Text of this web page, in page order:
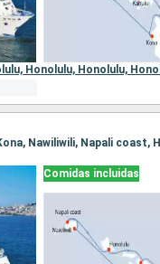
Honolulu, Honolulu,
Nawiliwili, Napali coast,
Comidas incluidas